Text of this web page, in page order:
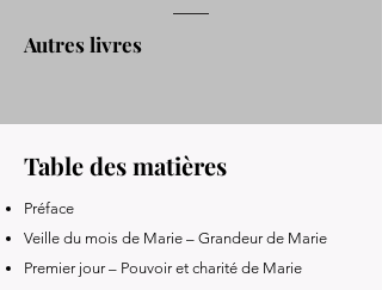
Autres livres
Table des matières
Préface
Veille du mois de Marie – Grandeur de Marie
Premier jour – Pouvoir et charité de Marie